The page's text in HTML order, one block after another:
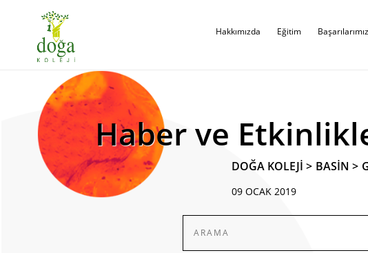
Hakkımızda Eğitim Başarılarımız
Haber ve
DOĞA KOLEJİ > BASİN >
09 OCAK 2019